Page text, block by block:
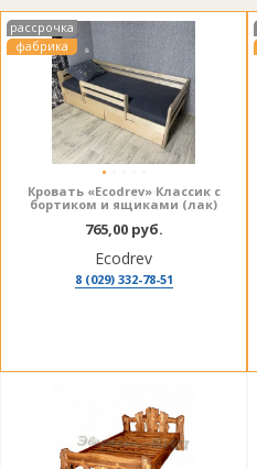
рассрочка
фабрика
Кровать «Ecodrev» Классик с
бортиком и ящиками (лак)
765,00 руб.
Ecodrev
8 (029) 332-78-51